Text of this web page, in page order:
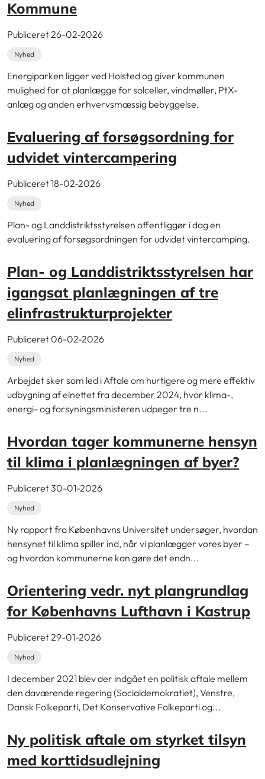
Kommune
Publiceret 26-02-2026
Nyhed
Energiparken ligger ved Holsted og giver kommunen
mulighed for at planlægge for solceller, vindmøller, PtX-
anlæg og anden erhvervsmæssig bebyggelse.
Evaluering af forsøgsordning for
udvidet vintercampering
Publiceret 18-02-2026
Nyhed
Plan- og Landdistriktsstyrelsen offentliggør i dag en
evaluering af forsøgsordningen for udvidet vintercamping.
Plan- og Landdistriktsstyrelsen har
igangsat planlægningen af tre
elinfrastrukturprojekter
Publiceret 06-02-2026
Nyhed
Arbejdet sker som led i Aftale om hurtigere og mere effektiv
udbygning af elnettet fra december 2024, hvor klima-,
energi- og forsyningsministeren udpeger tre n...
Hvordan tager kommunerne hensyn
til klima i planlægningen af byer?
Publiceret 30-01-2026
Nyhed
Ny rapport fra Københavns Universitet undersøger, hvordan
hensynet til klima spiller ind, når vi planlægger vores byer –
og hvordan kommunerne kan gøre det endn...
Orientering vedr. nyt plangrundlag
for Københavns Lufthavn i Kastrup
Publiceret 29-01-2026
Nyhed
I december 2021 blev der indgået en politisk aftale mellem
den daværende regering (Socialdemokratiet), Venstre,
Dansk Folkeparti, Det Konservative Folkeparti og...
Ny politisk aftale om styrket tilsyn
med korttidsudlejning